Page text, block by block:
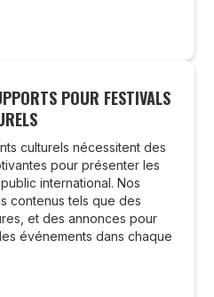
POUR FESTIVALS
culturels nécessitent des
pour présenter les
international. Nos
contenus tels que des
et des annonces pour
événements dans chaque